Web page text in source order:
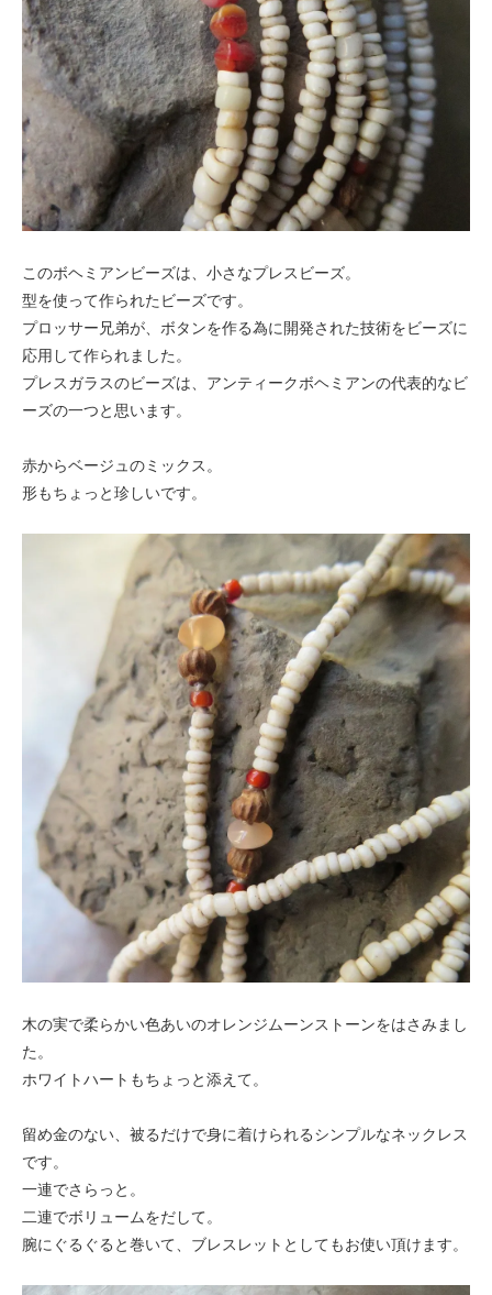
このボヘミアンビーズは、小さなプレスビーズ。
型を使って作られたビーズです。
プロッサー兄弟が、ボタンを作る為に開発された技術をビーズに
応用して作られました。
プレスガラスのビーズは、アンティークボヘミアンの代表的なビ
ーズの一つと思います。
赤からベージュのミックス。
形もちょっと珍しいです。
木の実で柔らかい色あいのオレンジムーンストーンをはさみまし
た。
ホワイトハートもちょっと添えて。
留め金のない、被るだけで身に着けられるシンプルなネックレス
です。
一連でさらっと。
二連でボリュームをだして。
腕にぐるぐると巻いて、ブレスレットとしてもお使い頂けます。